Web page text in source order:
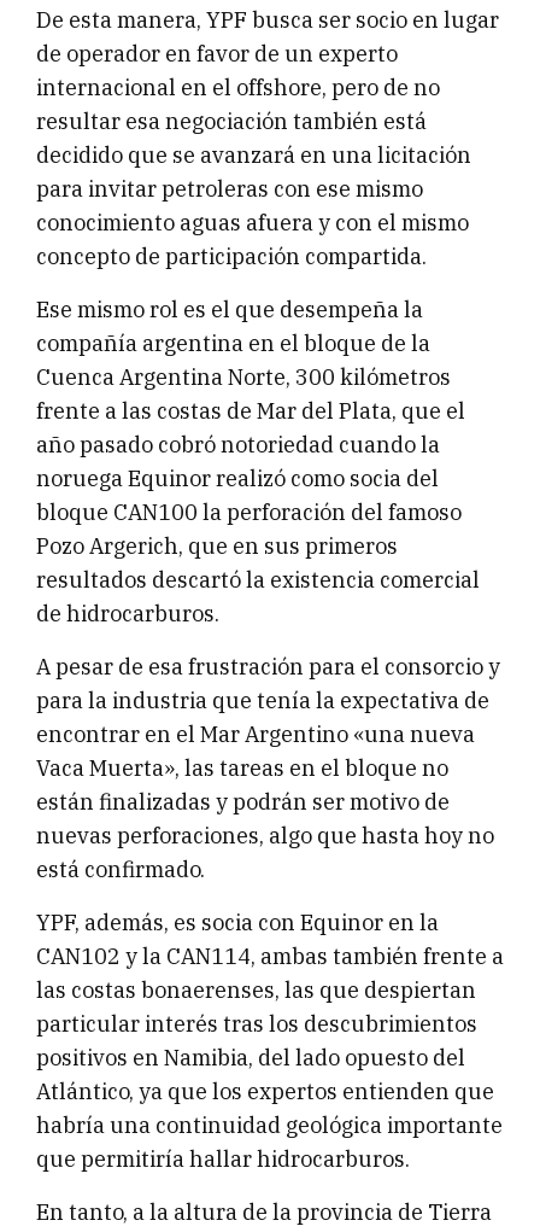
De esta manera, YPF busca ser socio en lugar
de operador en favor de un experto
internacional en el offshore, pero de no
resultar esa negociación también está
decidido que se avanzará en una licitación
para invitar petroleras con ese mismo
conocimiento aguas afuera y con el mismo
concepto de participación compartida.
Ese mismo rol es el que desempeña la
compañía argentina en el bloque de la
Cuenca Argentina Norte, 300 kilómetros
frente a las costas de Mar del Plata, que el
año pasado cobró notoriedad cuando la
noruega Equinor realizó como socia del
bloque CAN100 la perforación del famoso
Pozo Argerich, que en sus primeros
resultados descartó la existencia comercial
de hidrocarburos.
A pesar de esa frustración para el consorcio y
para la industria que tenía la expectativa de
encontrar en el Mar Argentino «una nueva
Vaca Muerta», las tareas en el bloque no
están finalizadas y podrán ser motivo de
nuevas perforaciones, algo que hasta hoy no
está confirmado.
YPF, además, es socia con Equinor en la
CAN102 y la CAN114, ambas también frente a
las costas bonaerenses, las que despiertan
particular interés tras los descubrimientos
positivos en Namibia, del lado opuesto del
Atlántico, ya que los expertos entienden que
habría una continuidad geológica importante
que permitiría hallar hidrocarburos.
En tanto, a la altura de la provincia de Tierra